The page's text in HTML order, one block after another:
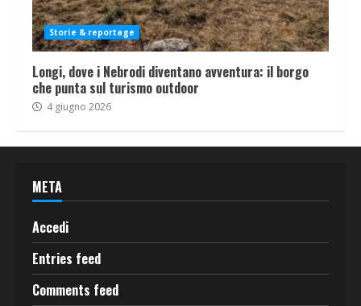
Storie & reportage
Longi, dove i Nebrodi diventano avventura: il borgo
che punta sul turismo outdoor
4 giugno 2026
META
Accedi
Entries feed
Comments feed